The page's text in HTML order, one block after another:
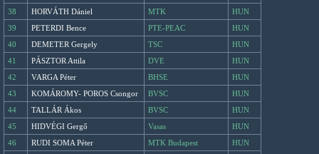
38
HORVÁTH Dániel MTK
HUN
39
PETERDI Bence PTE-PEAC
HUN
40
DEMETER Gergely TSC
HUN
41
PÁSZTOR Attila DVE
HUN
42
VARGA Péter BHSE
HUN
43
KOMÁROMY- POROS Csongor BVSC
HUN
44
TALLÁR Ákos BVSC
HUN
45
HIDVÉGI Gergő Vasas
HUN
46
RUDI SOMA Péter MTK Budapest
HUN